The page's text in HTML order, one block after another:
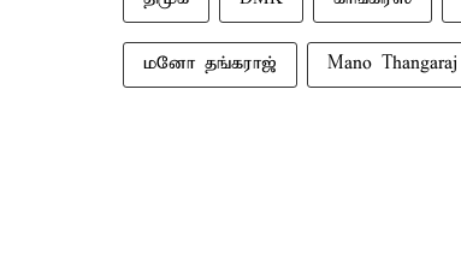
மனோ தங்கராஜ் Mano Thangaraj